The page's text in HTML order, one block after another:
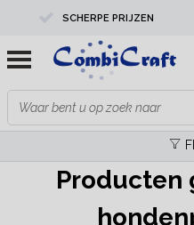
SCHERPE PRIJZEN
PROFESSIONELE KWALITEIT
EXPERTS IN MAATWERK
Producten